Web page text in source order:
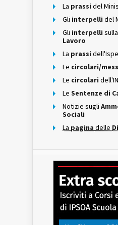
La prassi del
Gli interpelli del
Gli interpelli sulla
Lavoro
La prassi
Le circolari/
Le circolari
Le Sentenze di
Notizie sugli
Sociali
La pagina delle